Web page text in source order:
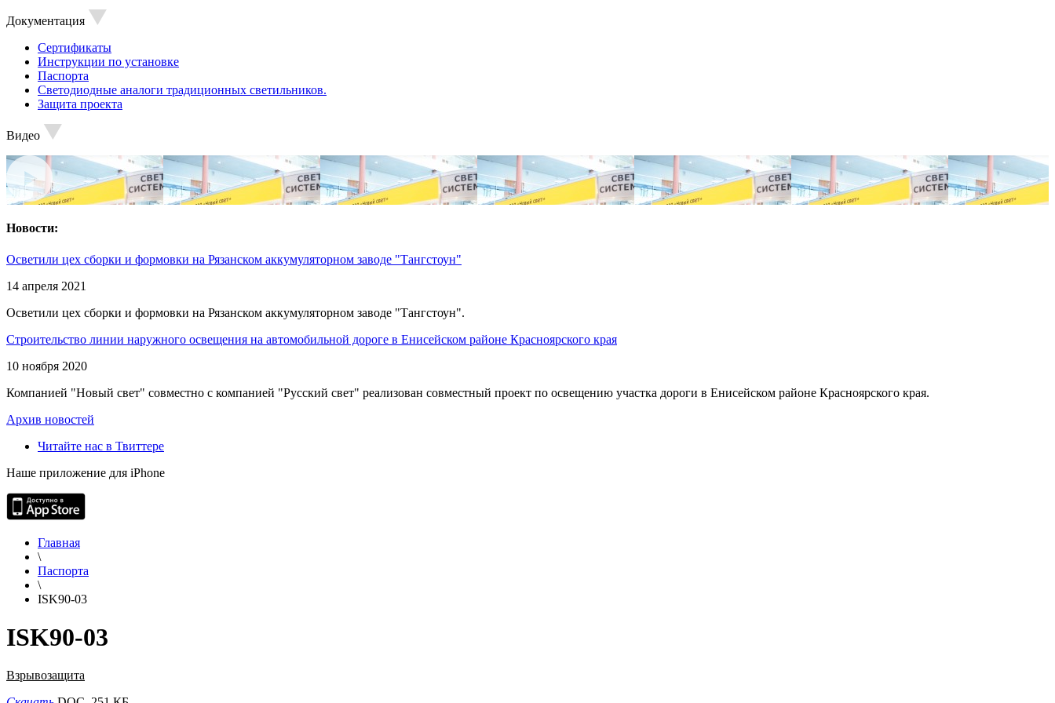
Документация
Сертификаты
Инструкции по установке
Паспорта
Светодиодные аналоги традиционных светильников.
Защита проекта
Видео
Новости:
Осветили цех сборки и формовки на Рязанском аккумуляторном заводе "Тангстоун"
14 апреля 2021
Осветили цех сборки и формовки на Рязанском аккумуляторном заводе "Тангстоун".
Строительство линии наружного освещения на автомобильной дороге в Енисейском районе Красноярского края
10 ноября 2020
Компанией "Новый свет" совместно с компанией "Русский свет" реализован совместный проект по освещению участка дороги в Енисейском районе Красноярского края.
Архив новостей
Читайте нас в Твиттере
Наше приложение для iPhone
Главная
\
Паспорта
\
ISK90-03
ISK90-03
Взрывозащита